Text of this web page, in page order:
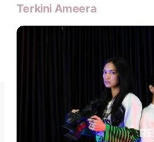
Terkini Ameera